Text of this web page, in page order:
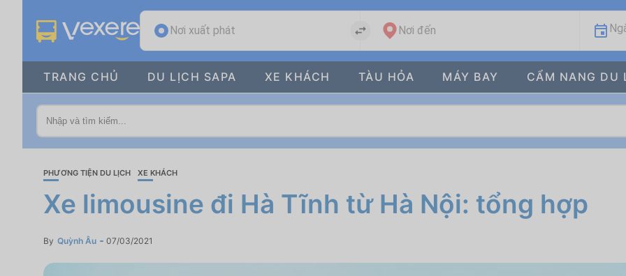
Nơi xuất phát Nơi đến
TRANG CHỦ DU LỊCH SAPA XE KHÁCH TÀU HỎA MÁY BAY CẨM NANG DU
PHƯƠNG TIỆN DU LỊCH XE KHÁCH
Xe limousine đi Hà Tĩnh từ Hà Nội: tổng hợp
By Quỳnh Âu 07/03/2021